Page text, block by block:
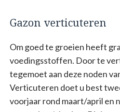
Gazon verticuteren
Om goed te groeien heeft
voedingsstoffen. Door te
tegemoet aan deze noden
Verticuteren doet u best
voorjaar rond maart/april en